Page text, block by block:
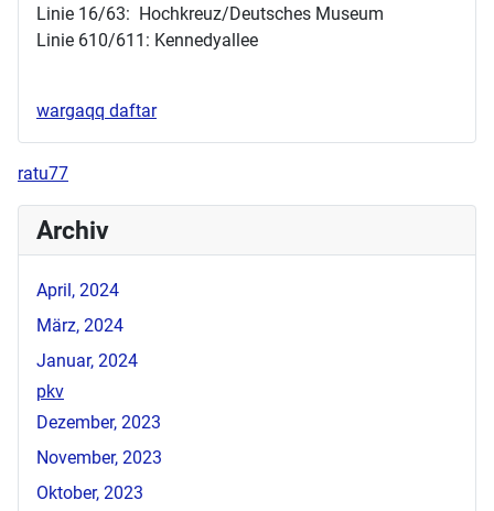
Linie 16/63: Hochkreuz/Deutsches Museum
Linie 610/611: Kennedyallee
wargaqq daftar
ratu77
Archiv
April, 2024
März, 2024
Januar, 2024
pkv
Dezember, 2023
November, 2023
Oktober, 2023